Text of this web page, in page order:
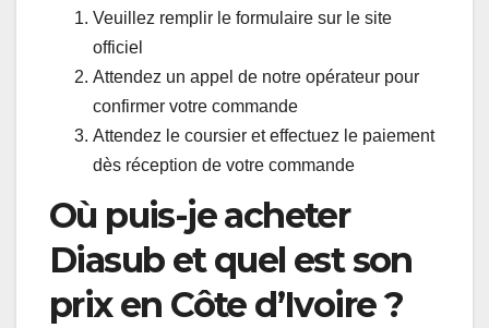
Veuillez remplir le formulaire sur le site
officiel
Attendez un appel de notre opérateur pour
confirmer votre commande
Attendez le coursier et effectuez le paiement
dès réception de votre commande
Où puis-je acheter
Diasub et quel est son
prix en Côte d’Ivoire ?